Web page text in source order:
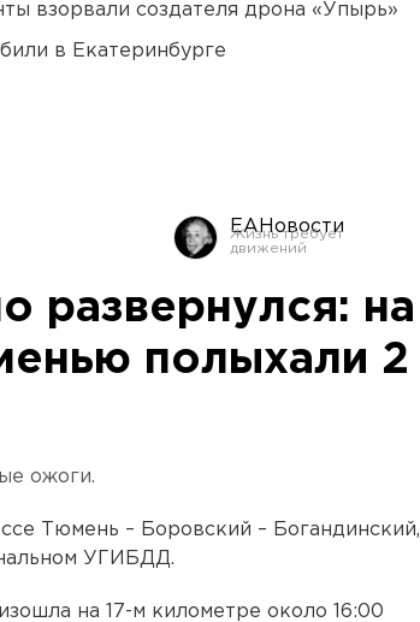
взорвали создателя дрона «Упырь»
в Екатеринбурге
ЕАНовости
развернулся: на
полыхали 2
ожоги.
Тюмень – Боровский – Богандинский,
УГИБДД.
на 17-м километре около 16:00